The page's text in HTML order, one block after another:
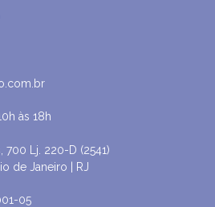
às 18h
700 Lj. 220-D (2541)
de Janeiro | RJ
05